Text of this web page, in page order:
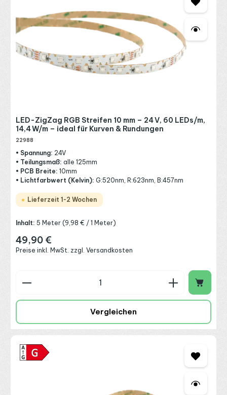
LED-ZigZag RGB Streifen 10 mm – 24 V, 60 LEDs/m,
14,4 W/m – ideal für Kurven & Rundungen
22988
• Spannung: 24V
• Teilungsmaß: alle 125mm
• PCB Breite: 10mm
• Lichtfarbwert (Kelvin): G:520nm, R:623nm, B:457nm
Lieferzeit 1-2 Wochen
Inhalt:5 Meter(9,98 € / 1 Meter)
Regulärer Preis:
49,90 €
Preise inkl. MwSt. zzgl. Versandkosten
Produkt Anzahl: Gib den gewünschten Wert
Vergleichen